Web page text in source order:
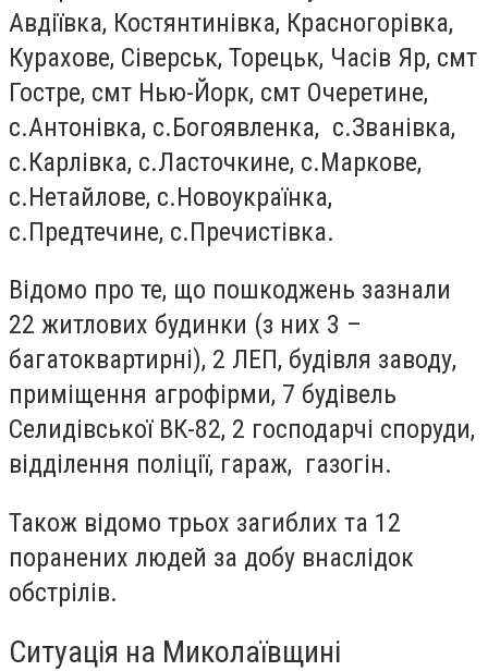
Авдіївка, Костянтинівка, Красногорівка,
Курахове, Сіверськ, Торецьк, Часів Яр, смт
Гостре, смт Нью-Йорк, смт Очеретине,
с.Антонівка, с.Богоявленка, с.Званівка,
с.Карлівка, с.Ласточкине, с.Маркове,
с.Нетайлове, с.Новоукраїнка,
с.Предтечине, с.Пречистівка.
Відомо про те, що пошкоджень зазнали
22 житлових будинки (з них 3 –
багатоквартирні), 2 ЛЕП, будівля заводу,
приміщення агрофірми, 7 будівель
Селидівської ВК-82, 2 господарчі споруди,
відділення поліції, гараж, газогін.
Також відомо трьох загиблих та 12
поранених людей за добу внаслідок
обстрілів.
Ситуація на Миколаївщині